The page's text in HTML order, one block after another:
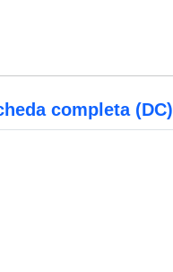
completa (DC)